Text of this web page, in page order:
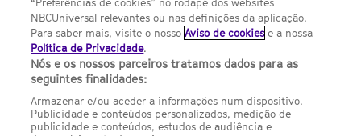
UMA DIVISÃO DA NBCUNIVERSAL
Contact us by email: contact.SYFYPortugal@ncbuni.com
NBC Universal Global Networks España S.L.U. is wholly owned
by Universal Studios International BV
NBC Universal Global Networks, S.L.U. Paseo de la Castellana,
95. Planta 10 Edificio Torre Europa 28046 Madrid B-82227893
NBCUniversal relevantes ou nas definições da aplicação.
Para saber mais, visite o nossoAviso de cookies e a nossa
Política de Privacidade.
Nós e os nossos parceiros tratamos dados para as
seguintes finalidades:
Armazenar e/ou aceder a informações num dispositivo.
Publicidade e conteúdos personalizados, medição de
publicidade e conteúdos, estudos de audiência e